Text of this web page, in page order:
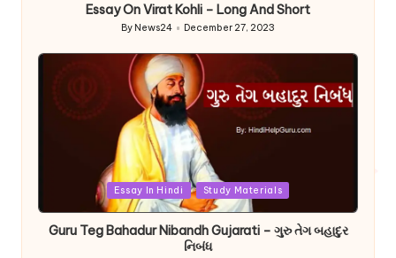
Essay On Virat Kohli – Long And Short
Posted
by
By News24 December 27, 2023
Essay In Hindi Study Materials
Guru Teg Bahadur Nibandh Gujarati – ગુરુ તેગ બહાદુર
નિબંધ